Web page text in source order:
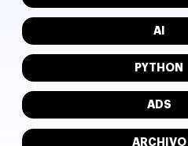
AI
PYTHON
ADS
ARCHIVO